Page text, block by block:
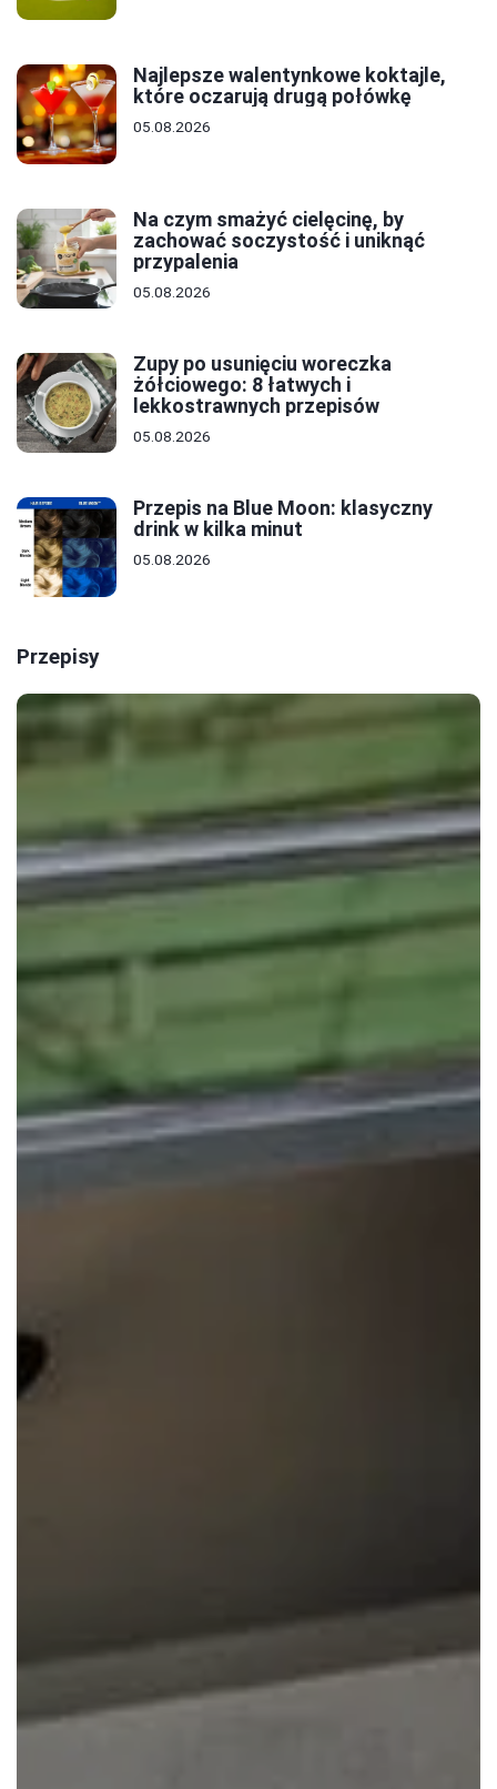
Najlepsze walentynkowe koktajle,
które oczarują drugą połówkę
05.08.2026
Na czym smażyć cielęcinę, by
zachować soczystość i uniknąć
przypalenia
05.08.2026
Zupy po usunięciu woreczka
żółciowego: 8 łatwych i
lekkostrawnych przepisów
05.08.2026
Przepis na Blue Moon: klasyczny
drink w kilka minut
05.08.2026
Przepisy